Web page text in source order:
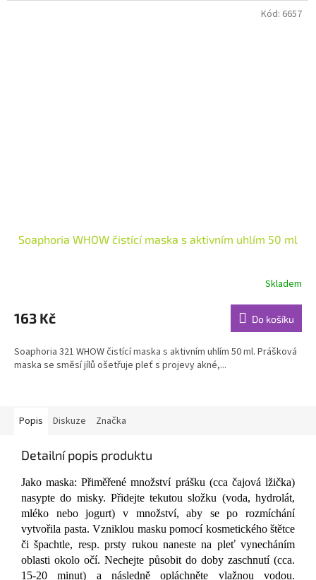
Soaphoria WHOW čistící maska s aktivním uhlím 50 ml
produktu
je
z
5
Skladem
163 Kč Do košíku
Soaphoria 321 WHOW čistící maska s aktivním uhlím 50 ml. Prášková
maska se směsí jílů ošetřuje pleť s projevy akné,...
Kód: 6657
Popis Diskuze Značka
Detailní popis produktu
Jako maska: Přiměřené množství prášku (cca čajová lžička)
nasypte do misky. Přidejte tekutou složku (voda, hydrolát,
mléko nebo jogurt) v množství, aby se po rozmíchání
vytvořila pasta. Vzniklou masku pomocí kosmetického štětce
či špachtle, resp. prsty rukou naneste na pleť vynecháním
oblasti okolo očí. Nechejte působit do doby zaschnutí (cca.
15-20 minut) a následně opláchněte vlažnou vodou.